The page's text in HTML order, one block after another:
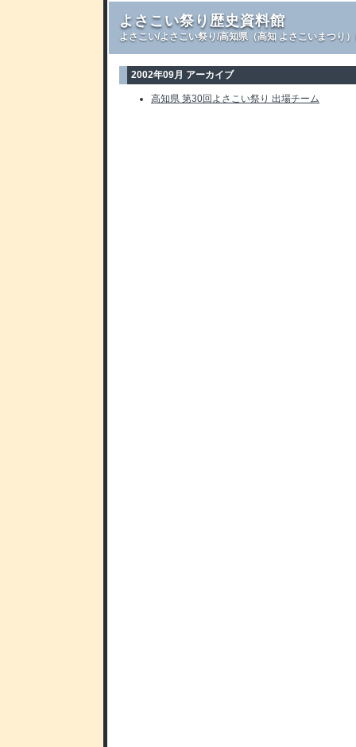
よさこい祭り歴史資料館
よさこい/よさこい祭り/高知県（高知 よさこいまつり
2002年09月 アーカイブ
高知県 第30回よさこい祭り 出場チーム